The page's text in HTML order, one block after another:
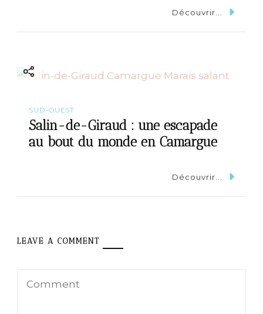
Découvrir...
SUD-OUEST
Salin-de-Giraud : une escapade
au bout du monde en Camargue
Découvrir...
LEAVE A COMMENT